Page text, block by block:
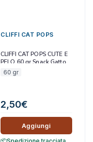
CLIFFI CAT POPS
CLIFFI CAT POPS CUTE E
PELO 60 gr Snack Gatto
60 gr
2,50€
Aggiungi